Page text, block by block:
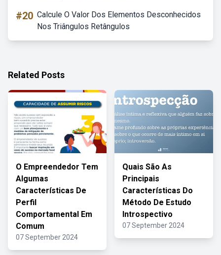
#20 Calcule O Valor Dos Elementos Desconhecidos
Nos Triângulos Retângulos
Related Posts
O Empreendedor Tem
Algumas
Características De
Perfil
Comportamental Em
Comum
07 September 2024
Quais São As
Principais
Características Do
Método De Estudo
Introspectivo
07 September 2024